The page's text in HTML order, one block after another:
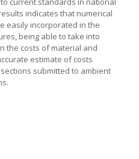
indicates that numerical
easily incorporated in the
being able to take into
the costs of material and
estimate of costs
submitted to ambient